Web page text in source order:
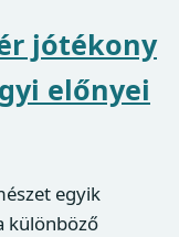
jótékony
előnyei
egyik
különböző